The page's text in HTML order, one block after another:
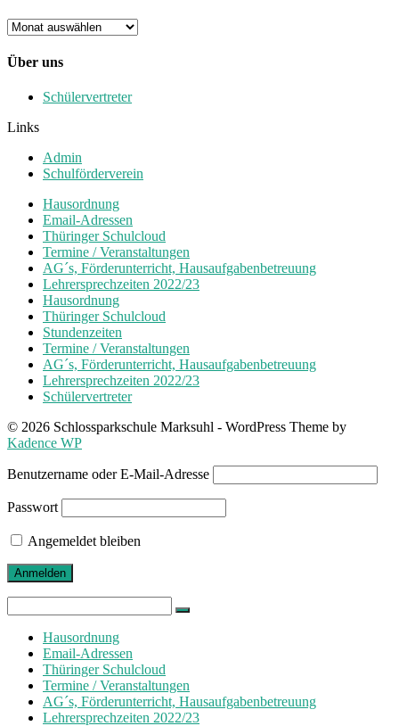
Archiv
Über uns
Schülervertreter
Links
Admin
Schulförderverein
Hausordnung
Email-Adressen
Thüringer Schulcloud
Termine / Veranstaltungen
AG´s, Förderunterricht, Hausaufgabenbetreuung
Lehrersprechzeiten 2022/23
Hausordnung
Thüringer Schulcloud
Stundenzeiten
Termine / Veranstaltungen
AG´s, Förderunterricht, Hausaufgabenbetreuung
Lehrersprechzeiten 2022/23
Schülervertreter
© 2026 Schlossparkschule Marksuhl - WordPress Theme by
Kadence WP
Benutzername oder E-Mail-Adresse
Passwort
Angemeldet bleiben
for:
Hausordnung
Email-Adressen
Thüringer Schulcloud
Termine / Veranstaltungen
AG´s, Förderunterricht, Hausaufgabenbetreuung
Lehrersprechzeiten 2022/23